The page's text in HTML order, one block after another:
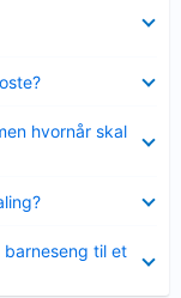
hvornår skal
barneseng til et